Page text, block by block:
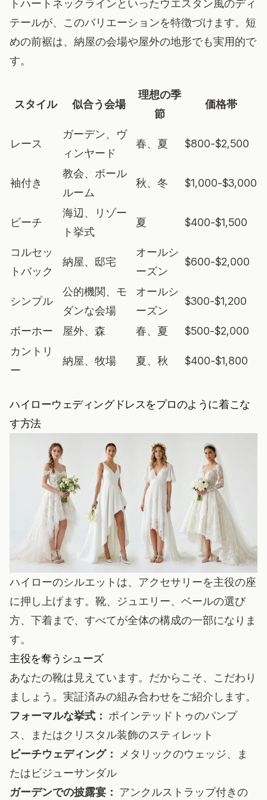
トハートネックラインといったウエスタン風のディ
テールが、このバリエーションを特徴づけます。短
めの前裾は、納屋の会場や屋外の地形でも実用的で
す。
スタイル 似合う会場
理想の季
節
価格帯
レース
ガーデン、ヴ
ィンヤード
春、夏 $800-$2,500
袖付き
教会、ボール
ルーム
秋、冬 $1,000-$3,000
ビーチ
海辺、リゾー
ト挙式
夏 $400-$1,500
コルセッ
トバック
納屋、邸宅
オールシ
ーズン
$600-$2,000
シンプル
公的機関、モ
ダンな会場
オールシ
ーズン
$300-$1,200
ボーホー 屋外、森 春、夏
$500-$2,000
カントリ
ー
納屋、牧場 夏、秋 $400-$1,800
ハイローウェディングドレスをプロのように着こな
す方法
ハイローのシルエットは、アクセサリーを主役の座
に押し上げます。靴、ジュエリー、ベールの選び
方、下着まで、すべてが全体の構成の一部になりま
す。
主役を奪うシューズ
あなたの靴は見えています。だからこそ、こだわり
ましょう。実証済みの組み合わせをご紹介します。
フォーマルな挙式： ポインテッドトゥのパンプ
ス、またはクリスタル装飾のスティレット
ビーチウェディング：
メタリックのウェッジ、ま
たはビジューサンダル
ガーデンでの披露宴： アンクルストラップ付きの